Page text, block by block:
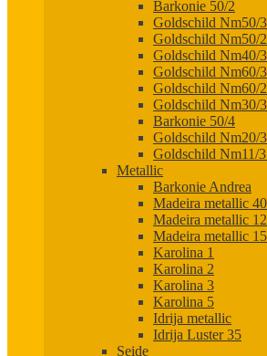
Barkonie 50/2
Goldschild Nm50/
Goldschild Nm50/
Goldschild Nm40/
Goldschild Nm60/
Goldschild Nm60/
Goldschild Nm30/
Barkonie 50/4
Goldschild Nm20/
Goldschild Nm11/
Metallic
Barkonie Andrea
Madeira metallic 40
Madeira metallic 12
Madeira metallic 15
Karolina 1
Karolina 2
Karolina 3
Karolina 5
Idrija metallic
Idrija Luster 35
Seide